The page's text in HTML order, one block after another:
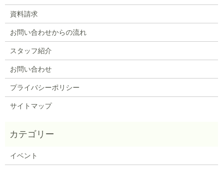
資料請求
お問い合わせからの流れ
スタッフ紹介
お問い合わせ
プライバシーポリシー
サイトマップ
イベント